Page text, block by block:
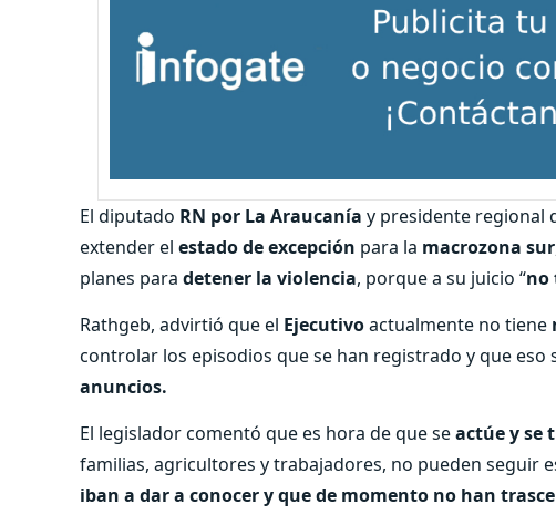
El diputado RN por La Araucanía y presidente regional
extender el estado de excepción para la macrozona sur
planes para detener la violencia, porque a su juicio “no
Rathgeb, advirtió que el Ejecutivoactualmente no tiene
controlar los episodios que se han registrado y que eso
anuncios.
El legislador comentó que es hora de que seactúe y se
familias, agricultores y trabajadores, no pueden seguir
iban a dar a conocer y que de momento no han